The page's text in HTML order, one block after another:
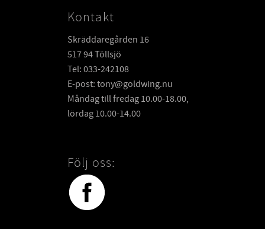
Kontakt
Skräddaregården 16
517 94 Töllsjö
Tel: 033-242108
E-post: tony@goldwing.nu
Måndag till fredag 10.00-18.00,
lördag 10.00-14.00
Följ oss: